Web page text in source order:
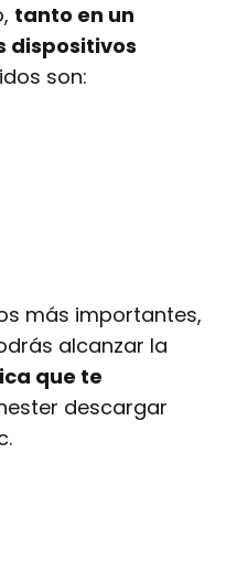
tanto en un
dispositivos
son:
más importantes,
alcanzar la
que te
descargar